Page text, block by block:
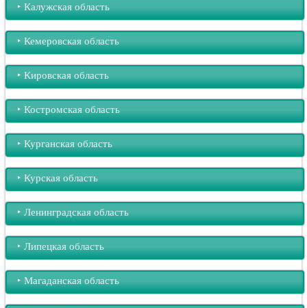
‣︎ Калужская область
‣︎ Кемеровская область
‣︎ Кировская область
‣︎ Костромская область
‣︎ Курганская область
‣︎ Курская область
‣︎ Ленинградская область
‣︎ Липецкая область
‣︎ Магаданская область